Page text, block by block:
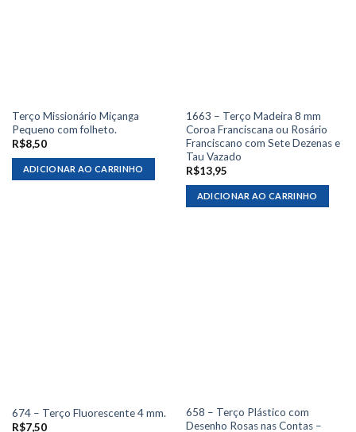
Terço Missionário Miçanga
Pequeno com folheto.
R$8,50
ADICIONAR AO CARRINHO
1663 – Terço Madeira 8 mm
Coroa Franciscana ou Rosário
Franciscano com Sete Dezenas e
Tau Vazado
R$13,95
ADICIONAR AO CARRINHO
674 – Terço Fluorescente 4 mm.
R$7,50
658 – Terço Plástico com
Desenho Rosas nas Contas –